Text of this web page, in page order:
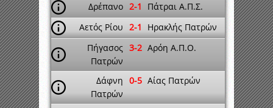
Δρέπανο 2-1
Πάτραι Α.Π.Σ.
Αετός Ρίου 2-1
Ηρακλής Πατρών
Πήγασος
Πατρών
3-2 Αρόη Α.Π.Ο.
Δάφνη
Πατρών
0-5 Αίας Πατρών